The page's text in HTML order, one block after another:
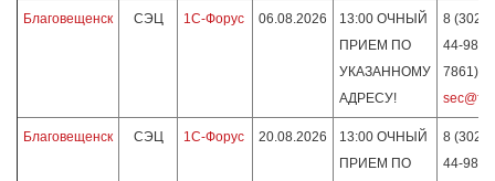
Благовещенск СЭЦ 1С-Форус 06.08.2026
13:00 ОЧНЫЙ
ПРИЕМ ПО
УКАЗАННОМУ
АДРЕСУ!
8
44-98
7861)
Благовещенск СЭЦ 1С-Форус 20.08.2026
13:00 ОЧНЫЙ
ПРИЕМ ПО
8
44-98